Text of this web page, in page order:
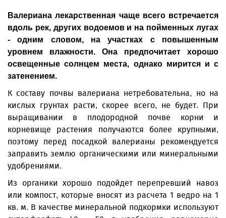
Валериана лекарственная чаще всего встречается
вдоль рек, других водоемов и на пойменных лугах
- одним словом, на участках с повышенным
уровнем влажности. Она предпочитает хорошо
освещенные солнцем места, однако мирится и с
затенением.
К составу почвы валериана нетребовательна, но на
кислых грунтах расти, скорее всего, не будет. При
выращивании в плодородной почве корни и
корневище растения получаются более крупными,
поэтому перед посадкой валерианы рекомендуется
заправить землю органическими или минеральными
удобрениями.
Из органики хорошо подойдет перепрев­ший навоз
или компост, которые вносят из расчета 1 ведро на 1
кв. м. В качестве минеральной подкормки используют